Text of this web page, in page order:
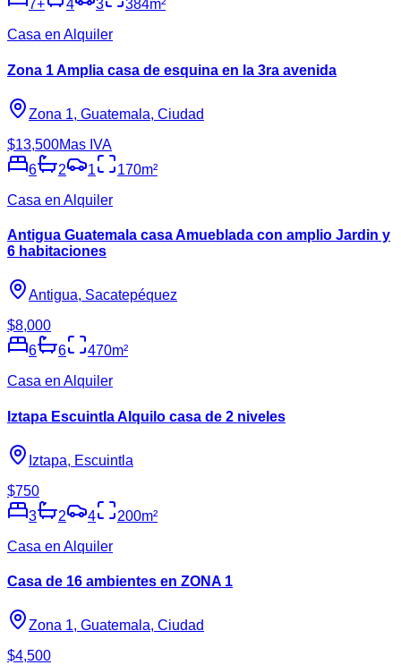
7+ 4 3 384m²
Casa en Alquiler
Zona 1 Amplia casa de esquina en la 3ra avenida
Zona 1, Guatemala, Ciudad
$13,500Mas IVA
6
2 1 170m²
Casa en Alquiler
Antigua Guatemala casa Amueblada con amplio Jardin y
6 habitaciones
Antigua, Sacatepéquez
$8,000
6
6 470m²
Casa en Alquiler
Iztapa Escuintla Alquilo casa de 2 niveles
Iztapa, Escuintla
$750
3
2 4 200m²
Casa en Alquiler
Casa de 16 ambientes en ZONA 1
Zona 1, Guatemala, Ciudad
$4,500